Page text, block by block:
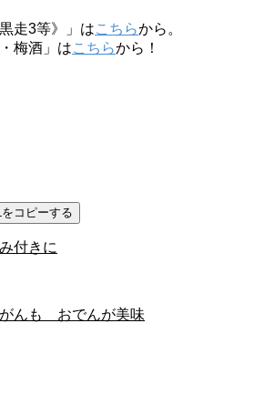
走3等》」はこちらから。
梅酒」はこちらから！
コピーする
付きに
んも おでんが美味